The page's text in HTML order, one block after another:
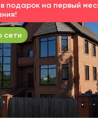
в подарок на первый
сети